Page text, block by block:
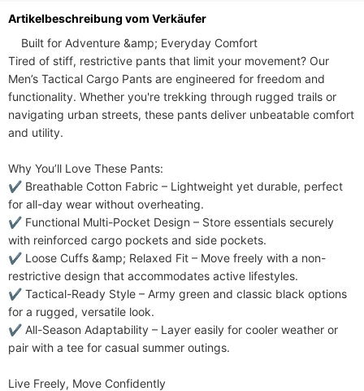
Ein Stück
Artikelbeschreibung vom Verkäufer
Tired of stiff, restrictive pants that limit your movement? Our ​​
Men’s Tactical Cargo Pants​​ are engineered for freedom and
functionality. Whether you're trekking through rugged trails or
navigating urban streets, these pants deliver unbeatable comfort
and utility.
​​Why You’ll Love These Pants:​​
✔ ​​Breathable Cotton Fabric​​ – Lightweight yet durable, perfect
for all-day wear without overheating.
✔ ​​Functional Multi-Pocket Design​​ – Store essentials securely
with reinforced cargo pockets and side pockets.
✔ ​​Loose Cuffs &amp; Relaxed Fit​​ – Move freely with a non-
restrictive design that accommodates active lifestyles.
✔ ​​Tactical-Ready Style​​ – Army green and classic black options
for a rugged, versatile look.
✔ ​​All-Season Adaptability​​ – Layer easily for cooler weather or
pair with a tee for casual summer outings.
​​Live Freely, Move Confidently​​